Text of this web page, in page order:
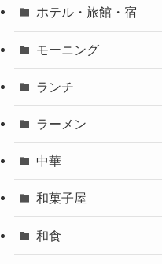
ホテル・旅館・宿
モーニング
ランチ
ラーメン
中華
和菓子屋
和食